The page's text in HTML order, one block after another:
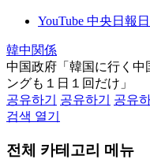
YouTube 中央日報
韓中関係
中国政府「韓国に行く
ングも１日１回だけ」
공유하기
공유하기
공유하
검색 열기
전체 카테고리 메뉴